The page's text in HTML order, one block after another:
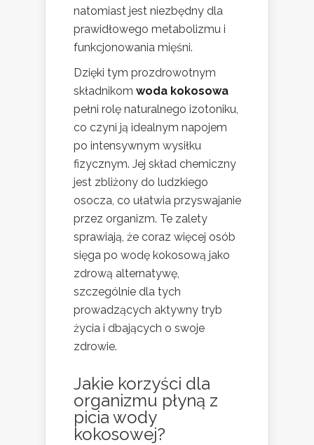
natomiast jest niezbędny dla
prawidłowego metabolizmu i
funkcjonowania mięśni.
Dzięki tym prozdrowotnym
składnikom woda kokosowa
pełni rolę naturalnego izotoniku,
co czyni ją idealnym napojem
po intensywnym wysiłku
fizycznym. Jej skład chemiczny
jest zbliżony do ludzkiego
osocza, co ułatwia przyswajanie
przez organizm. Te zalety
sprawiają, że coraz więcej osób
sięga po wodę kokosową jako
zdrową alternatywę,
szczególnie dla tych
prowadzących aktywny tryb
życia i dbających o swoje
zdrowie.
Jakie korzyści dla
organizmu płyną z
picia wody
kokosowej?